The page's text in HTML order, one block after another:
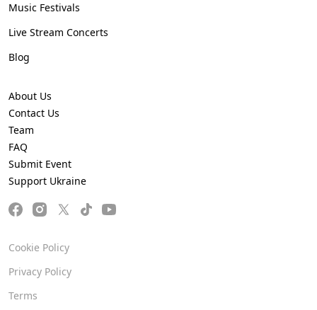
Music Festivals
Live Stream Concerts
Blog
About Us
Contact Us
Team
FAQ
Submit Event
Support Ukraine
Cookie Policy
Privacy Policy
Terms